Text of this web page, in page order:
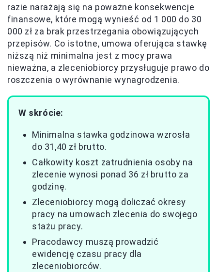
razie narażają się na poważne konsekwencje
finansowe, które mogą wynieść od 1 000 do 30
000 zł za brak przestrzegania obowiązujących
przepisów. Co istotne, umowa oferująca stawkę
niższą niż minimalna jest z mocy prawa
nieważna, a zleceniobiorcy przysługuje prawo do
roszczenia o wyrównanie wynagrodzenia.
W skrócie:
Minimalna stawka godzinowa wzrosła
do 31,40 zł brutto.
Całkowity koszt zatrudnienia osoby na
zlecenie wynosi ponad 36 zł brutto za
godzinę.
Zleceniobiorcy mogą doliczać okresy
pracy na umowach zlecenia do swojego
stażu pracy.
Pracodawcy muszą prowadzić
ewidencję czasu pracy dla
zleceniobiorców.